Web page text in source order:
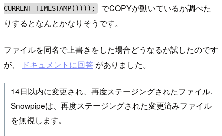
CURRENT_TIMESTAMP())));
でCOPYが動いているか調べた
りするとなんとかなりそうです。
ファイルを同名で上書きをした場合どうなるか試したのです
が、
ドキュメントに回答 がありました。
14日以内に変更され、再度ステージングされたファイル:
Snowpipeは、再度ステージングされた変更済みファイル
を無視します。